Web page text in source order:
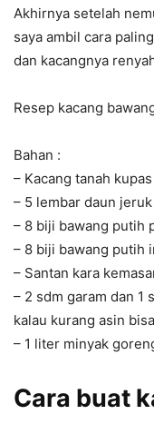
Akhirnya setelah
saya ambil cara
dan kacangnya
Resep kacang
Bahan :
– Kacang tanah
– 5 lembar daun jeruk
– 8 biji bawang putih
– 8 biji bawang putih
– Santan kara
– 2 sdm garam dan 1
kalau kurang asin
– 1 liter minyak
Cara buat